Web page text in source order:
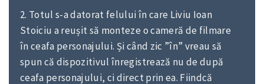
2. Totul s-a datorat felului în care Liviu Ioan
Stoiciu a reușit să monteze o cameră de filmare
în ceafa personajului. Și când zic ”în” vreau să
spun că dispozitivul înregistrează nu de după
ceafa personajului, ci direct prin ea. Fiindcă